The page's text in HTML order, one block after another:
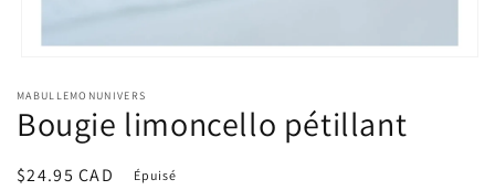
média
1
dans
modale
MABULLEMONUNIVERS
Bougie limoncello pétillant
Prix
$24.95 CAD Épuisé